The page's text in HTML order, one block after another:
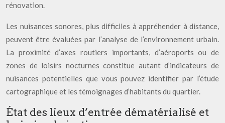
rénovation.
Les nuisances sonores, plus difficiles à appréhender à distance,
peuvent être évaluées par l’analyse de l’environnement urbain.
La proximité d’axes routiers importants, d’aéroports ou de
zones de loisirs nocturnes constitue autant d’indicateurs de
nuisances potentielles que vous pouvez identifier par l’étude
cartographique et les témoignages d’habitants du quartier.
État des lieux d’entrée dématérialisé et